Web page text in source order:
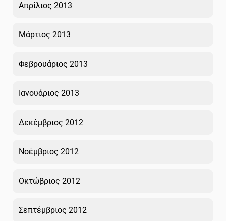
Απρίλιος 2013
Μάρτιος 2013
Φεβρουάριος 2013
Ιανουάριος 2013
Δεκέμβριος 2012
Νοέμβριος 2012
Οκτώβριος 2012
Σεπτέμβριος 2012